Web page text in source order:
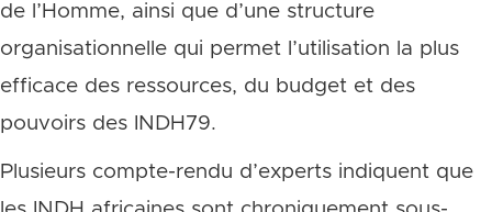
de l’Homme, ainsi que d’une structure
organisationnelle qui permet l’utilisation la plus
efficace des ressources, du budget et des
pouvoirs des INDH79.
Plusieurs compte-rendu d’experts indiquent que